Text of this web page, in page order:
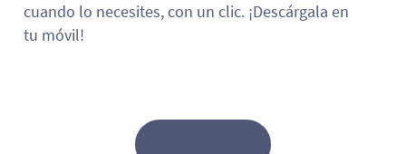
cuando lo necesites, con un clic. ¡Descárgala en
tu móvil!